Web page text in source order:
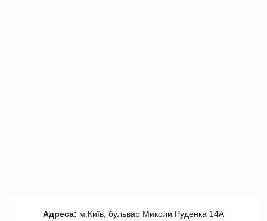
Адреса: м.Київ, бульвар Миколи Руденка 14А